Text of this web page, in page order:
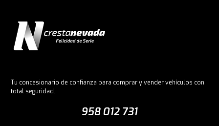
Tu concesionario de confianza para comprar y vender vehículos con
total seguridad.
958 012 731